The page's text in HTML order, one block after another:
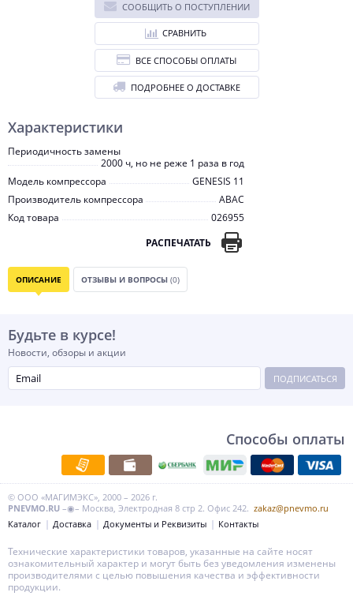
Характеристики
Периодичность замены
2000 ч, но не реже 1 раза в год
Модель компрессора
GENESIS 11
Производитель компрессора
ABAC
Код товара
026955
РАСПЕЧАТАТЬ
СООБЩИТЬ О ПОСТУПЛЕНИИ
СРАВНИТЬ
ВСЕ СПОСОБЫ ОПЛАТЫ
ПОДРОБНЕЕ О ДОСТАВКЕ
ОПИСАНИЕ ОТЗЫВЫ И ВОПРОСЫ (0)
Будьте в курсе!
Новости, обзоры и акции
ПОДПИСАТЬСЯ
Способы оплаты
© ООО «МАГИМЭКС», 2000 – 2026 г.
PNEVMO.RU –◉– Москва, Электродная 8 стр 2. Офис 242. zakaz@pnevmo.ru
Каталог
Доставка Документы и Реквизиты Контакты
Технические характеристики товаров, указанные на сайте носят
ознакомительный характер и могут быть без уведомления изменены
производителями с целью повышения качества и эффективности
продукции.